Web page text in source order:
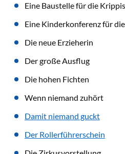
Eine Baustelle für die Krippis
Eine Kinderkonferenz für
Die neue Erzieherin
Der große Ausflug
Die hohen Fichten
Wenn niemand zuhört
Damit niemand guckt
Der Rollerführerschein